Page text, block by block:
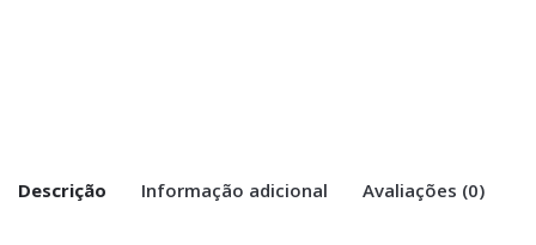
Descrição Informação adicional Avaliações (0)